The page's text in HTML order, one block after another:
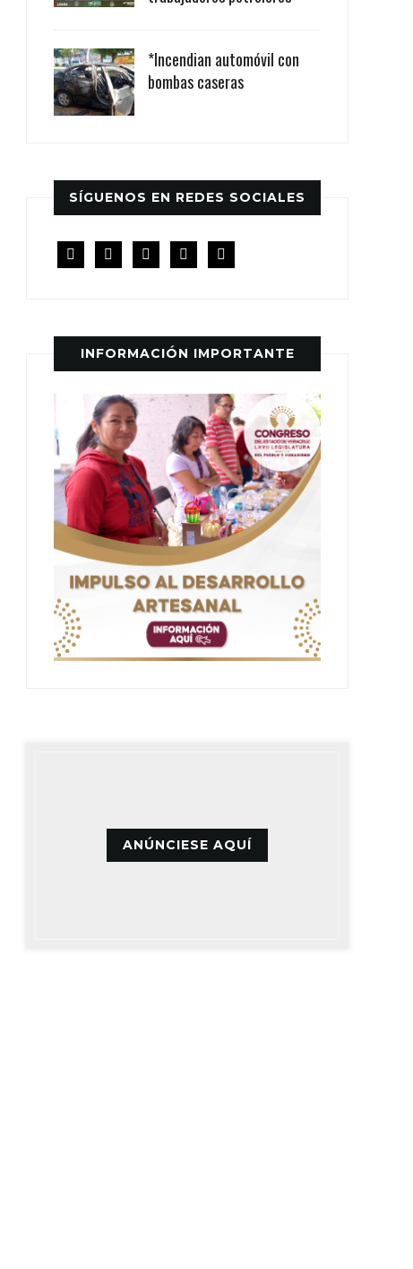
*Incendian automóvil con
bombas caseras
SÍGUENOS EN REDES SOCIALES
facebooktwitterinstagramyoutube
rss
INFORMACIÓN IMPORTANTE
ANÚNCIESE AQUÍ